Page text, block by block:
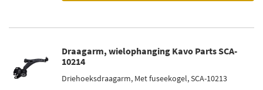
Draagarm, wielophanging Kavo Parts SCA-
10214
Driehoeksdraagarm, Met fuseekogel, SCA-10213